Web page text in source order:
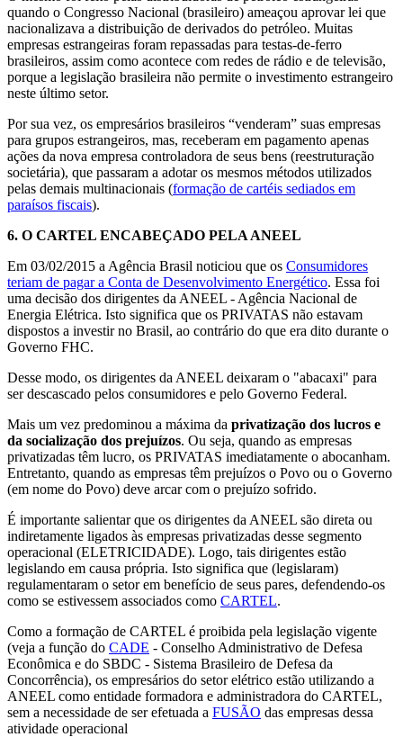
quando o Congresso Nacional (brasileiro) ameaçou aprovar lei que
nacionalizava a distribuição de derivados do petróleo. Muitas
empresas estrangeiras foram repassadas para testas-de-ferro
brasileiros, assim como acontece com redes de rádio e de televisão,
porque a legislação brasileira não permite o investimento estrangeiro
neste último setor.
Por sua vez, os empresários brasileiros “venderam” suas empresas
para grupos estrangeiros, mas, receberam em pagamento apenas
ações da nova empresa controladora de seus bens (reestruturação
societária), que passaram a adotar os mesmos métodos utilizados
pelas demais multinacionais (formação de cartéis sediados em
paraísos fiscais).
6. O CARTEL ENCABEÇADO PELA ANEEL
Em 03/02/2015 a Agência Brasil noticiou que os Consumidores
teriam de pagar a Conta de Desenvolvimento Energético. Essa foi
uma decisão dos dirigentes da ANEEL - Agência Nacional de
Energia Elétrica. Isto significa que os PRIVATAS não estavam
dispostos a investir no Brasil, ao contrário do que era dito durante o
Governo FHC.
Desse modo, os dirigentes da ANEEL deixaram o "abacaxi" para
ser descascado pelos consumidores e pelo Governo Federal.
Mais um vez predominou a máxima da privatização dos lucros e
da socialização dos prejuízos. Ou seja, quando as empresas
privatizadas têm lucro, os PRIVATAS imediatamente o abocanham.
Entretanto, quando as empresas têm prejuízos o Povo ou o Governo
(em nome do Povo) deve arcar com o prejuízo sofrido.
É importante salientar que os dirigentes da ANEEL são direta ou
indiretamente ligados às empresas privatizadas desse segmento
operacional (ELETRICIDADE). Logo, tais dirigentes estão
legislando em causa própria. Isto significa que (legislaram)
regulamentaram o setor em benefício de seus pares, defendendo-os
como se estivessem associados como CARTEL.
Como a formação de CARTEL é proibida pela legislação vigente
(veja a função do CADE - Conselho Administrativo de Defesa
Econômica e do SBDC - Sistema Brasileiro de Defesa da
Concorrência), os empresários do setor elétrico estão utilizando a
ANEEL como entidade formadora e administradora do CARTEL,
sem a necessidade de ser efetuada a FUSÃO das empresas dessa
atividade operacional